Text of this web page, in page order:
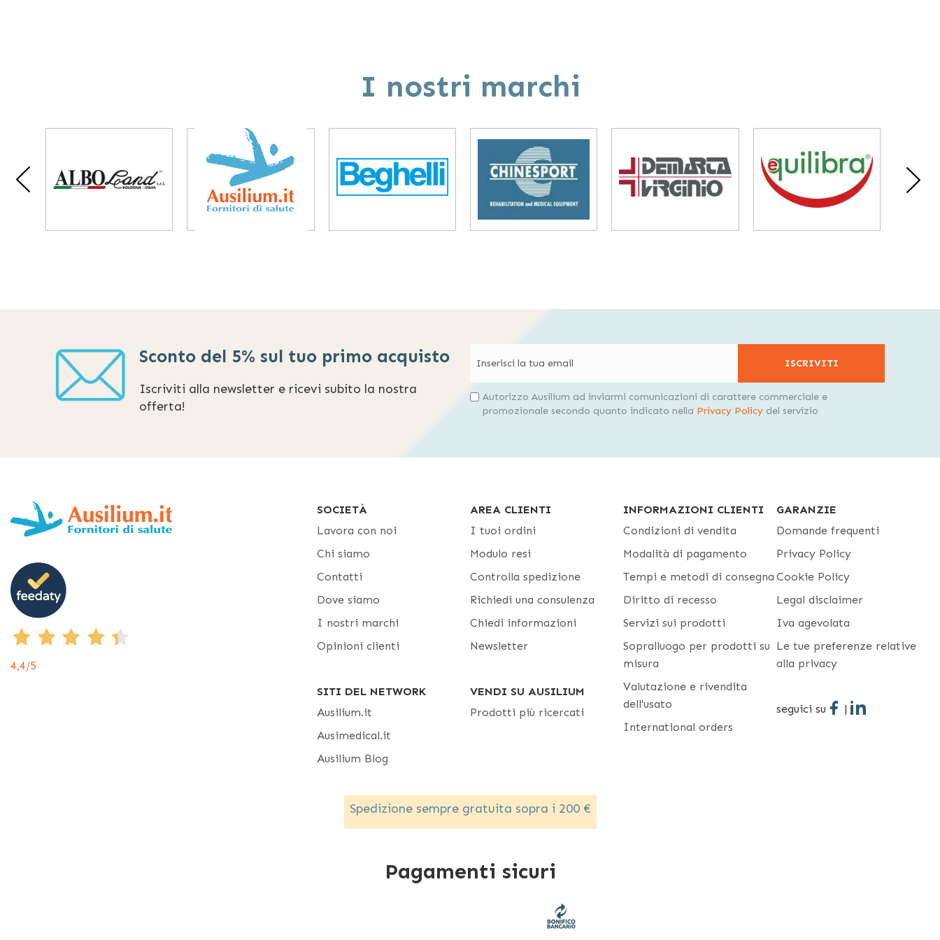
I nostri marchi
Sconto del 5% sul tuo primo acquisto
Iscriviti alla newsletter e ricevi subito la nostra
offerta!
ISCRIVITI
Autorizzo Ausilium ad inviarmi comunicazioni di carattere commerciale e
promozionale secondo quanto indicato nella Privacy Policy del servizio
4,4/5
SOCIETÀ
Lavora con noi
Chi siamo
Contatti
Dove siamo
I nostri marchi
Opinioni clienti
SITI DEL NETWORK
Ausilium.it
Ausimedical.it
Ausilium Blog
AREA CLIENTI
I tuoi ordini
Modulo resi
Controlla spedizione
Richiedi una consulenza
Chiedi informazioni
Newsletter
VENDI SU AUSILIUM
Prodotti più ricercati
INFORMAZIONI CLIENTI
Condizioni di vendita
Modalità di pagamento
Tempi e metodi di consegna
Diritto di recesso
Servizi sui prodotti
Sopralluogo per prodotti su
misura
Valutazione e rivendita
dell'usato
International orders
GARANZIE
Domande frequenti
Privacy Policy
Cookie Policy
Legal disclaimer
Iva agevolata
Le tue preferenze relative
alla privacy
seguici su |
Spedizione sempre gratuita sopra i 200 €
Pagamenti sicuri